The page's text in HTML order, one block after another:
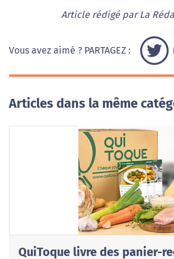
Article rédigé par La
Vous avez aimé ? PARTAGEZ :
Articles dans la même
QuiToque livre des panier-